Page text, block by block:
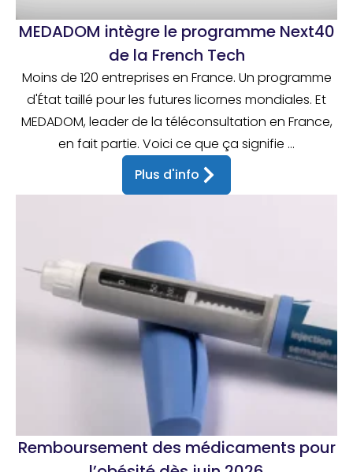
MEDADOM intègre le programme Next40
de la French Tech
Moins de 120 entreprises en France. Un programme
d'État taillé pour les futures licornes mondiales. Et
MEDADOM, leader de la téléconsultation en France,
en fait partie. Voici ce que ça signifie ...
Plus d'info
Remboursement des médicaments pour